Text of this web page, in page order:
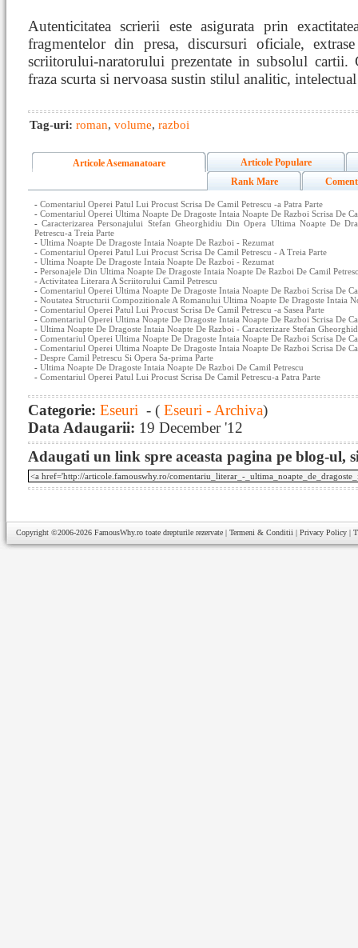
Autenticitatea scrierii este asigurata prin
fragmentelor din presa, discursuri oficiale,
scriitorului-naratorului prezentate in subsolul cartii.
fraza scurta si nervoasa sustin stilul analitic,
Tag-uri: roman, volume, razboi
Articole Asemanatoare
Articole Populare
Rank Mare
- Comentariul Operei Patul Lui Procust Scrisa De Camil Petrescu -a Patra Parte
- Comentariul Operei Ultima Noapte De Dragoste Intaia Noapte De Razboi Scrisa De
-Caracterizarea Personajului Stefan Gheorghidiu Din Opera Ultima Noapte De
Petrescu-a Treia Parte
- Ultima Noapte De Dragoste Intaia Noapte De Razboi - Rezumat
- Comentariul Operei Patul Lui Procust Scrisa De Camil Petrescu - A Treia Parte
- Ultima Noapte De Dragoste Intaia Noapte De Razboi - Rezumat
- Personajele Din Ultima Noapte De Dragoste Intaia Noapte De Razboi De Camil
- Activitatea Literara A Scriitorului Camil Petrescu
- Comentariul Operei Ultima Noapte De Dragoste Intaia Noapte De Razboi Scrisa De
- Noutatea Structurii Compozitionale A Romanului Ultima Noapte De Dragoste Intaia
- Comentariul Operei Patul Lui Procust Scrisa De Camil Petrescu -a Sasea Parte
- Comentariul Operei Ultima Noapte De Dragoste Intaia Noapte De Razboi Scrisa De
- Ultima Noapte De Dragoste Intaia Noapte De Razboi - Caracterizare Stefan
- Comentariul Operei Ultima Noapte De Dragoste Intaia Noapte De Razboi Scrisa De
- Comentariul Operei Ultima Noapte De Dragoste Intaia Noapte De Razboi Scrisa De
- Despre Camil Petrescu Si Opera Sa-prima Parte
- Ultima Noapte De Dragoste Intaia Noapte De Razboi De Camil Petrescu
- Comentariul Operei Patul Lui Procust Scrisa De Camil Petrescu-a Patra Parte
Categorie: Eseuri - ( Eseuri - Archiva)
Data Adaugarii: 19 December '12
Adaugati un link spre aceasta pagina pe blog-ul,
Copyright ©2006-2026 FamousWhy.ro toate drepturile rezervate | Termeni & Conditii | Privacy Policy |